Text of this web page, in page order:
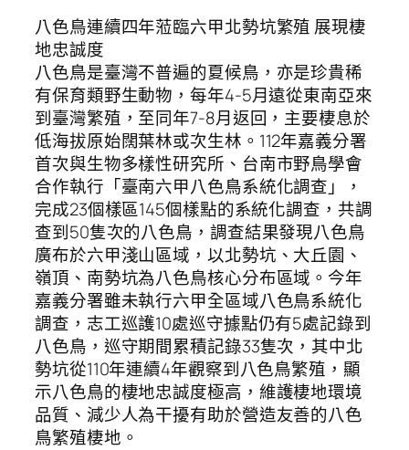
八色鳥連續四年蒞臨六甲北勢坑繁殖 展現棲
地忠誠度
八色鳥是臺灣不普遍的夏候鳥，亦是珍貴稀
有保育類野生動物，每年4-5月遠從東南亞來
到臺灣繁殖，至同年7-8月返回，主要棲息於
低海拔原始闊葉林或次生林。112年嘉義分署
首次與生物多樣性研究所、台南市野鳥學會
合作執行「臺南六甲八色鳥系統化調查」，
完成23個樣區145個樣點的系統化調查，共調
查到50隻次的八色鳥，調查結果發現八色鳥
廣布於六甲淺山區域，以北勢坑、大丘園、
嶺頂、南勢坑為八色鳥核心分布區域。今年
嘉義分署雖未執行六甲全區域八色鳥系統化
調查，志工巡護10處巡守據點仍有5處記錄到
八色鳥，巡守期間累積記錄33隻次，其中北
勢坑從110年連續4年觀察到八色鳥繁殖，顯
示八色鳥的棲地忠誠度極高，維護棲地環境
品質、減少人為干擾有助於營造友善的八色
鳥繁殖棲地。